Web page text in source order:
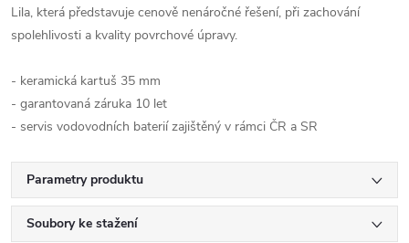
Lila, která představuje cenově nenáročné řešení, při zachování
spolehlivosti a kvality povrchové úpravy.
- keramická kartuš 35 mm
- garantovaná záruka 10 let
- servis vodovodních baterií zajištěný v rámci ČR a SR
Parametry produktu
Soubory ke stažení